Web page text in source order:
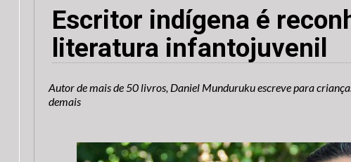
Escritor indígena é
literatura infantojuvenil
Autor de mais de 50 livros, Daniel Munduruku escreve para
demais